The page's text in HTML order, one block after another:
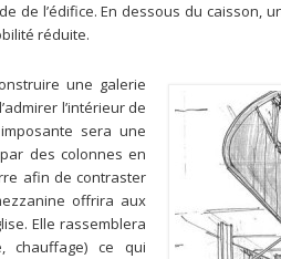
de l’édifice. En dessous du caisson,
réduite.
une galerie
l’intérieur de
sera une
des colonnes en
afin de contraster
offrira aux
Elle rassemblera
chauffage) ce qui